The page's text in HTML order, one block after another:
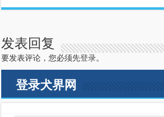
发表回复
要发表评论，您必须先登录。
登录犬界网